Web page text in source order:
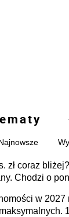
zł coraz
Chodzi o
w 2027